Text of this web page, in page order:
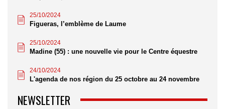
25/10/2024
Figueras, l’emblème de Laume
25/10/2024
Madine (55) : une nouvelle vie pour le Centre équestre
24/10/2024
L'agenda de nos région du 25 octobre au 24 novembre
NEWSLETTER